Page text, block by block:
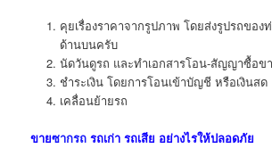
คุยเรื่องราคาจากรูปภาพ โดยส่งรูปรถของ
ด้านบนครับ
นัดวันดูรถ และทำเอกสารโอน-สัญญาซื้อข
ชำระเงิน โดยการโอนเข้าบัญชี หรือเงินสด
เคลื่อนย้ายรถ
ขายซากรถ รถเก่า รถเสีย อย่างไรให้ปลอดภัย